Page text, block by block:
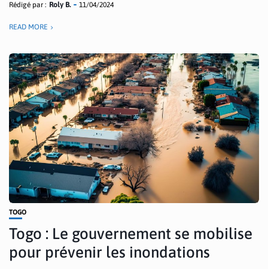
Rédigé par : Roly B. 11/04/2024
READ MORE
TOGO
Togo : Le gouvernement se mobilise
pour prévenir les inondations